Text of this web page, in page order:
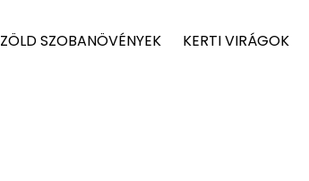
ZÖLD SZOBANÖVÉNYEK KERTI VIRÁGOK